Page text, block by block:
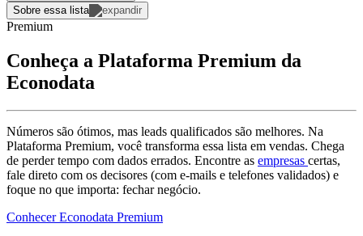
Sobre essa lista
Premium
Conheça a Plataforma Premium da
Econodata
Números são ótimos, mas leads qualificados são melhores. Na
Plataforma Premium, você transforma essa lista em vendas. Chega
de perder tempo com dados errados. Encontre as empresas certas,
fale direto com os decisores (com e-mails e telefones validados) e
foque no que importa: fechar negócio.
Conhecer Econodata Premium